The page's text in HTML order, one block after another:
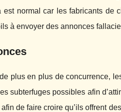
normal car les fabricants de
à envoyer des annonces
plus en plus de concurrence,
subterfuges possibles afin
de faire croire qu’ils offrent